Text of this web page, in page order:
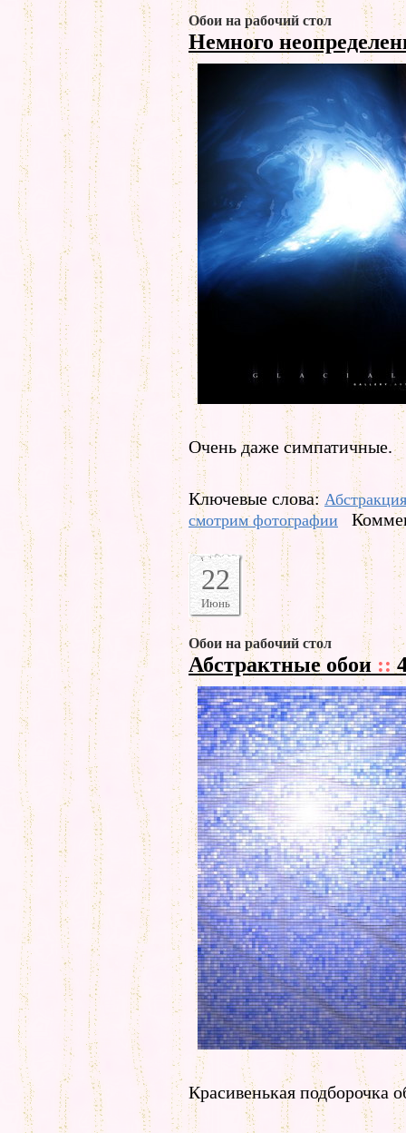
Обои на рабочий стол
Немного
Очень даже симпатичные.
Ключевые слова: Абстракция
смотрим фотографии
22
Июнь
Обои на рабочий стол
Абстрактные обои ::
Красивенькая подборочка